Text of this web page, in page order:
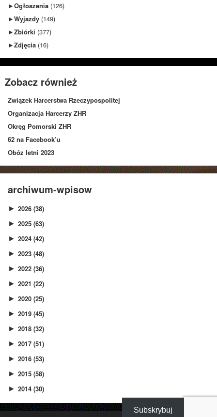
►Ogłoszenia (126)
►Wyjazdy (149)
►Zbiórki (377)
►Zdjęcia (16)
Zobacz również
Związek Harcerstwa Rzeczypospolitej
Organizacja Harcerzy ZHR
Okręg Pomorski ZHR
62 na Facebook’u
Obóz letni 2023
archiwum-wpisow
► 2026 (38)
► 2025 (63)
► 2024 (42)
► 2023 (48)
► 2022 (36)
► 2021 (22)
► 2020 (25)
► 2019 (45)
► 2018 (32)
► 2017 (51)
► 2016 (53)
► 2015 (58)
► 2014 (30)
Subskrybuj